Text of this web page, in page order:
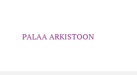
PALAA ARKISTOON